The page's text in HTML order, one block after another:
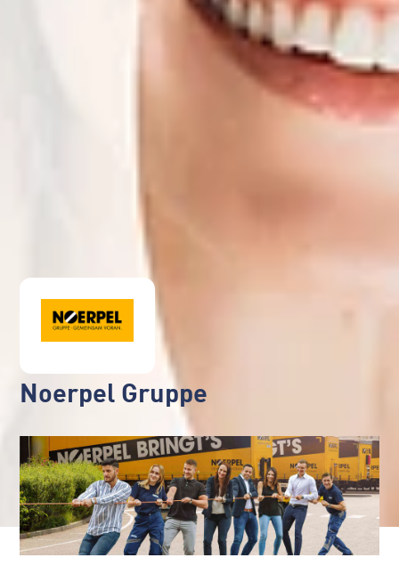
Noerpel Gruppe